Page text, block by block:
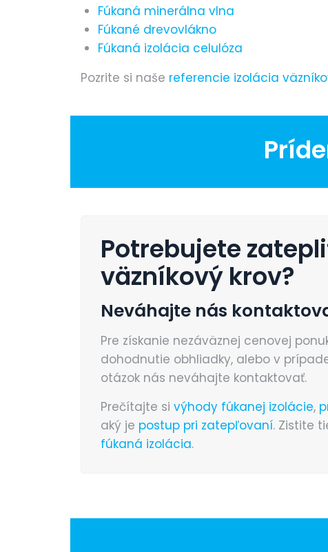
Fúkaná minerálna vlna
Fúkané drevovlákno
Fúkaná izolácia celulóza
Pozrite si naše referencie izolácia
Potrebujete
väzníkový krov?
Neváhajte nás
Pre získanie nezáväznej cenovej
dohodnutie obhliadky, alebo v
otázok nás neváhajte kontaktovať.
Prečítajte si výhody fúkanej izolácie,
aký je postup pri zatepľovaní. Zistite
fúkaná izolácia.